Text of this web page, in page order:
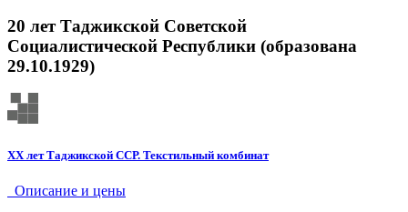
20 лет Таджикской Советской
Социалистической Республики (образована
29.10.1929)
XX лет Таджикской ССР. Текстильный комбинат
Описание и цены